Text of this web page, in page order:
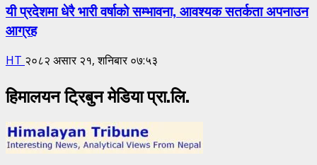
यी प्रदेशमा धेरै भारी वर्षाको सम्भावना, आवश्यक सतर्कता अपनाउन
आग्रह
HT २०८२ असार २१, शनिबार ०७:५३
हिमालयन ट्रिबुन मेडिया प्रा.लि.